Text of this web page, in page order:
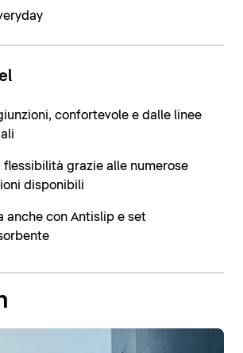
confortevole e dalle linee
flessibilità grazie alle numerose
disponibili
anche con Antislip e set